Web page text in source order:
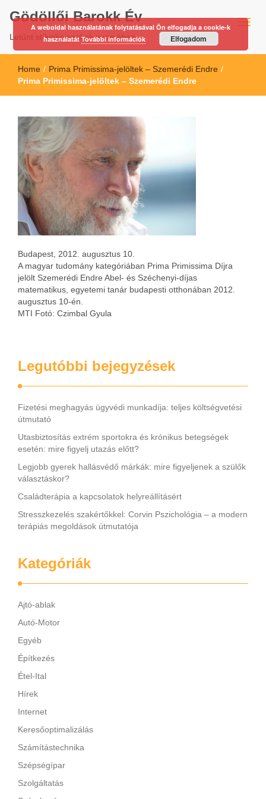
Gödöllői Barokk Év
Letűnt stíluskorszakok nyomában…
Home / Prima Primissima-jelöltek – Szemerédi Endre /
Prima Primissima-jelöltek – Szemerédi Endre
Budapest, 2012. augusztus 10.
A magyar tudomány kategóriában Prima Primissima Díjra
jelölt Szemerédi Endre Abel- és Széchenyi-díjas
matematikus, egyetemi tanár budapesti otthonában 2012.
augusztus 10-én.
MTI Fotó: Czimbal Gyula
Legutóbbi bejegyzések
Fizetési meghagyás ügyvédi munkadíja: teljes költségvetési
útmutató
Utasbiztosítás extrém sportokra és krónikus betegségek
esetén: mire figyelj utazás előtt?
Legjobb gyerek hallásvédő márkák: mire figyeljenek a szülők
választáskor?
Családterápia a kapcsolatok helyreállításért
Stresszkezelés szakértőkkel: Corvin Pszichológia – a modern
terápiás megoldások útmutatója
Kategóriák
Ajtó-ablak
Autó-Motor
Egyéb
Építkezés
Étel-Ital
Hírek
Internet
Keresőoptimalizálás
Számítástechnika
Szépségípar
Szolgáltatás
A weboldal használatának folytatásával Ön elfogadja a cookie-k
használatátTovábbi információk Elfogadom